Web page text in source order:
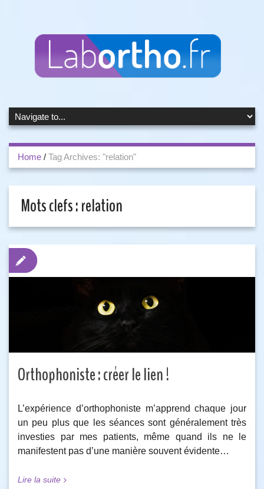
Home / Tag Archives: "relation"
Mots clefs :relation
Orthophoniste : créer le lien !
L’expérience d’orthophoniste m’apprend chaque jour
un peu plus que les séances sont généralement très
investies par mes patients, même quand ils ne le
manifestent pas d’une manière souvent évidente…
Lire la suite